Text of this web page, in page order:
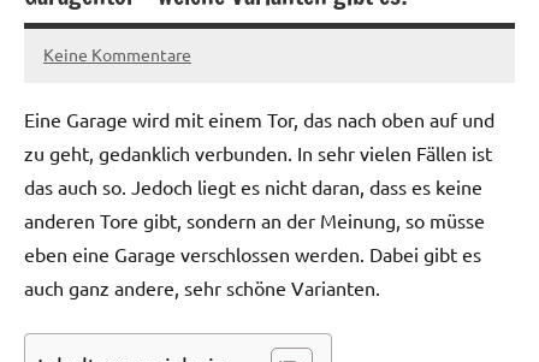
28.
2017
Redaktion
Keine Kommentare
Eine Garage wird mit einem Tor, das nach oben auf und
zu geht, gedanklich verbunden. In sehr vielen Fällen ist
das auch so. Jedoch liegt es nicht daran, dass es keine
anderen Tore gibt, sondern an der Meinung, so müsse
eben eine Garage verschlossen werden. Dabei gibt es
auch ganz andere, sehr schöne Varianten.